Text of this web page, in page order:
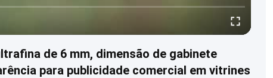
de 6 mm, dimensão de gabinete
para publicidade comercial em vitrines